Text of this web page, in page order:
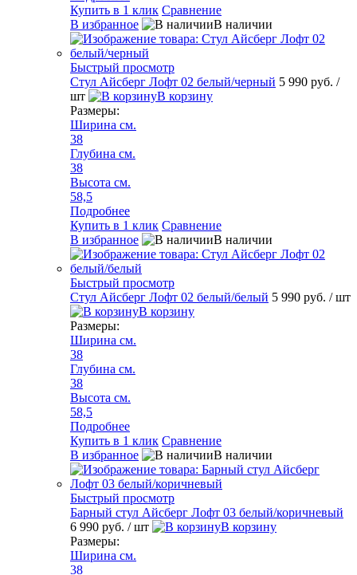
Купить в 1 клик Сравнение
В избранное
В наличии
Быстрый просмотр
Стул Айсберг Лофт 02 белый/черный 5 990 руб. /
шт
В корзину
Размеры:
Ширина см.
38
Глубина см.
38
Высота см.
58,5
Подробнее
Купить в 1 клик Сравнение
В избранное
В наличии
Быстрый просмотр
Стул Айсберг Лофт 02 белый/белый 5 990 руб. / шт
В корзину
Размеры:
Ширина см.
38
Глубина см.
38
Высота см.
58,5
Подробнее
Купить в 1 клик Сравнение
В избранное
В наличии
Быстрый просмотр
Барный стул Айсберг Лофт 03 белый/коричневый
6 990 руб. / шт
В корзину
Размеры:
Ширина см.
38